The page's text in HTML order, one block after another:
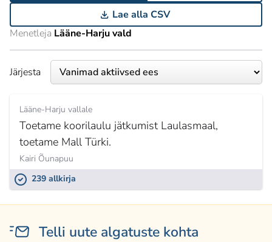
Lae alla CSV
Menetleja Lääne-Harju vald
Järjesta
Lääne-Harju vallale
Toetame koorilaulu jätkumist Laulasmaal,
toetame Mall Türki.
Kairi Õunapuu
239 allkirja
Telli uute algatuste kohta